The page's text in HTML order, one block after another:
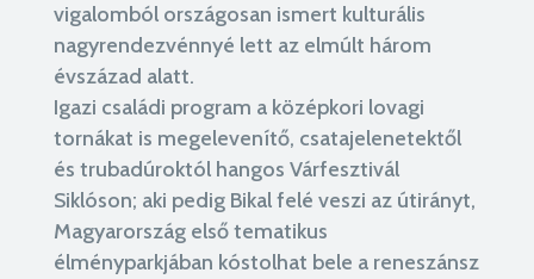
vigalomból országosan ismert kulturális
nagyrendezvénnyé lett az elmúlt három
évszázad alatt.
Igazi családi program a középkori lovagi
tornákat is megelevenítő, csatajelenetektől
és trubadúroktól hangos Várfesztivál
Siklóson; aki pedig Bikal felé veszi az útirányt,
Magyarország első tematikus
élményparkjában kóstolhat bele a reneszánsz